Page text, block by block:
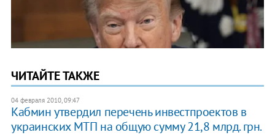
ЧИТАЙТЕ ТАКЖЕ
04 февраля 2010, 09:47
Кабмин утвердил перечень инвестпроектов в
украинских МТП на общую сумму 21,8 млрд. грн.